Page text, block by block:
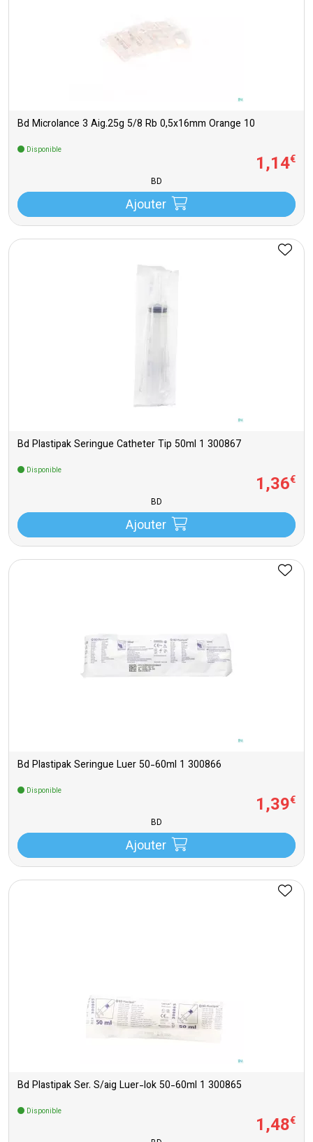
Bd Microlance 3 Aig.25g 5/8 Rb 0,5x16mm Orange 10
Disponible
1,14€
BD
Ajouter
Bd Plastipak Seringue Catheter Tip 50ml 1 300867
Disponible
1,36€
BD
Ajouter
Bd Plastipak Seringue Luer 50-60ml 1 300866
Disponible
1,39€
BD
Ajouter
Bd Plastipak Ser. S/aig Luer-lok 50-60ml 1 300865
Disponible
1,48€